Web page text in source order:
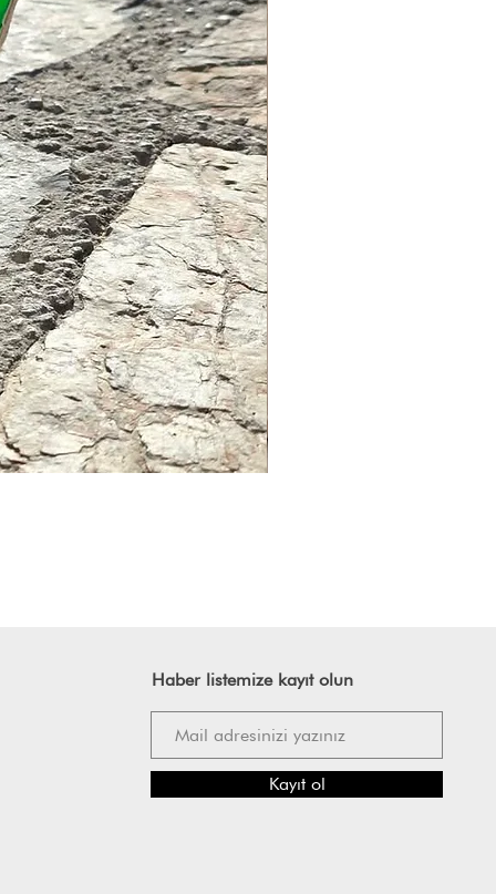
Haber listemize kayıt olun
Kayıt ol